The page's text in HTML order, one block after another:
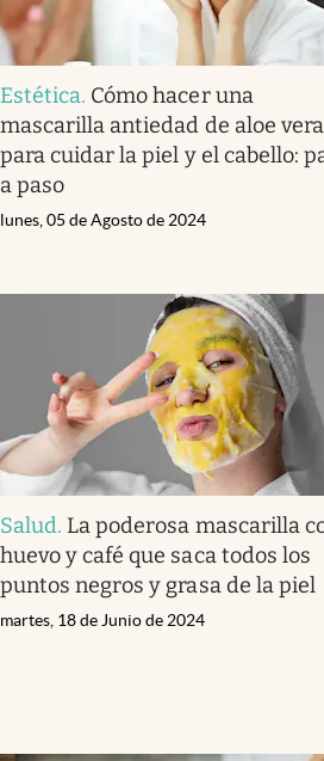
Estética. Cómo hacer una
mascarilla antiedad de aloe vera
para cuidar la piel y el cabello:
a paso
lunes, 05 de Agosto de 2024
Salud. La poderosa mascarilla
huevo y café que saca todos los
puntos negros y grasa de la piel
martes, 18 de Junio de 2024